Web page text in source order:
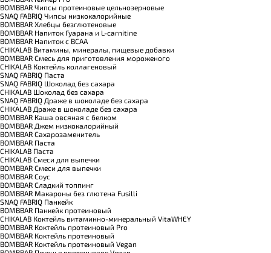
BOMBBAR Чипсы протеиновые цельнозерновые
SNAQ FABRIQ Чипсы низкокалорийные
BOMBBAR Хлебцы безглютеновые
BOMBBAR Напиток Гуарана и L-carnitine
BOMBBAR Напиток с BCAA
CHIKALAB Витамины, минералы, пищевые добавки
BOMBBAR Смесь для приготовления мороженого
CHIKALAB Коктейль коллагеновый
SNAQ FABRIQ Паста
SNAQ FABRIQ Шоколад без сахара
CHIKALAB Шоколад без сахара
SNAQ FABRIQ Драже в шоколаде без сахара
CHIKALAB Драже в шоколаде без сахара
BOMBBAR Каша овсяная с белком
BOMBBAR Джем низкокалорийный
BOMBBAR Сахарозаменитель
BOMBBAR Паста
CHIKALAB Паста
CHIKALAB Смеси для выпечки
BOMBBAR Смеси для выпечки
BOMBBAR Соус
BOMBBAR Сладкий топпинг
BOMBBAR Макароны без глютена Fusilli
SNAQ FABRIQ Панкейк
BOMBBAR Панкейк протеиновый
CHIKALAB Коктейль витаминно-минеральный VitaWHEY
BOMBBAR Коктейль протеиновый Pro
BOMBBAR Коктейль протеиновый
BOMBBAR Коктейль протеиновый Vegan